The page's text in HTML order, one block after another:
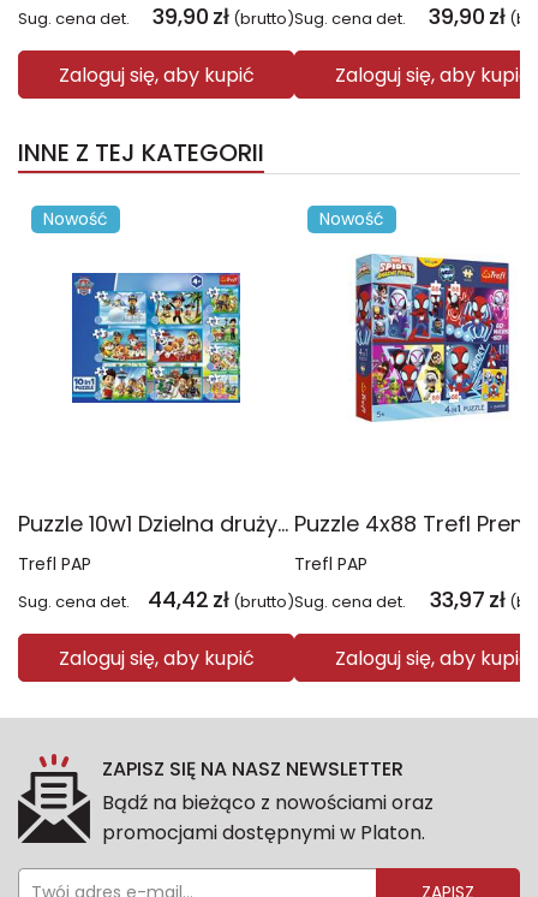
Sug. cena det. 39,90 zł (brutto)
Zaloguj się, aby kupić
Sug. cena det. 39,90 zł
Zaloguj się, aby kupić
INNE Z TEJ KATEGORII
Nowość
Puzzle 10w1 Dzielna drużyna Psiego Patrolu 96012
Trefl PAP
Sug. cena det. 44,42 zł (brutto)
Zaloguj się, aby kupić
Nowość
Trefl PAP
Sug. cena det. 33,97 zł
Zaloguj się, aby kupić
ZAPISZ SIĘ NA NASZ NEWSLETTER
Bądź na bieżąco z nowościami oraz
promocjami dostępnymi w Platon.
ZAPISZ